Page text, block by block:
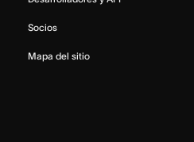
Socios
Mapa del sitio